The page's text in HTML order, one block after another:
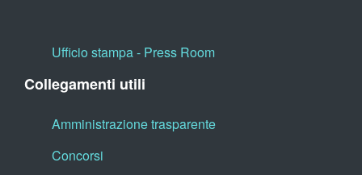
Ufficio stampa - Press Room
Collegamenti utili
Amministrazione trasparente
Concorsi